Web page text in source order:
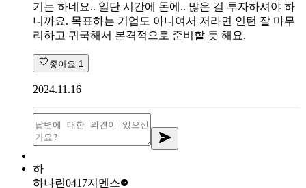
기는 하네요.. 일단 시간에 돈에.. 많은 걸 투자하셔야 하
니까요. 목표하는 기업도 아니여서 저라면 인턴 잘 마무
리하고 귀국해서 본격적으로 준비할 듯 해요.
좋아요 1
2024.11.16
하
하나린0417지멘스